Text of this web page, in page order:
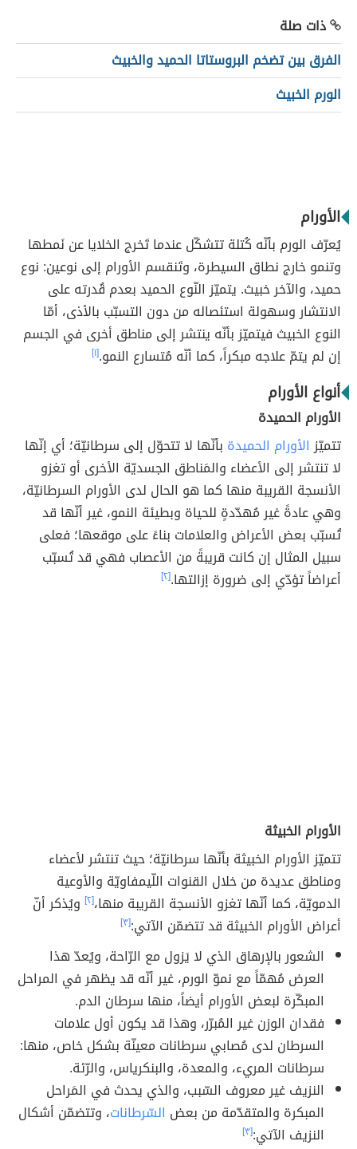
ذات صلة
الفرق بين تضخم البروستاتا الحميد والخبيث
الورم الخبيث
الأورام
يُعرّف الورم بأنّه كُتلة تتشكّل عندما تَخرج الخلايا عن نَمطها
وتنمو خارج نطاق السيطرة، وتَنقسم الأورام إلى نوعين: نوع
حميد، والآخر خبيث. يتميّز النّوع الحميد بعدم قُدرته على
الانتشار وسهولة استئصاله من دون التسبّب بالأذى، أمّا
النوع الخبيث فيتميّز بأنّه ينتشر إلى مناطق أخرى في الجسم
إن لم يتمّ علاجه مبكراً، كما أنّه مُتسارع النمو.[١]
أنواع الأورام
الأورام الحميدة
تتميّزالأورام الحميدة بأنّها لا تتحوّل إلى سرطانيّة؛ أي إنّها
لا تنتشر إلى الأعضاء والمَناطق الجسديّة الأخرى أو تغزو
الأنسجة القريبة منها كما هو الحال لدى الأورام السرطانيّة،
وهي عادةً غير مُهدّدةٍ للحياة وبطيئة النمو، غير أنّها قد
تُسبّب بعض الأعراض والعلامات بناءً على موقعها؛ فعلى
سبيل المثال إن كانت قريبةً من الأعصاب فهي قد تُسبّب
أعراضاً تؤدّي إلى ضرورة إزالتها.[٢]
الأورام الخبيثة
تتميّز الأورام الخبيثة بأنّها سرطانيّة؛ حيث تنتشر لأعضاء
ومناطق عديدة من خلال القنوات اللّيمفاويّة والأوعية
الدمويّة، كما أنّها تغزو الأنسجة القريبة منها،[٢]
ويُذكر أنّ
أعراض الأورام الخبيثة قد تتضمّن الآتي:[٣]
الشعور بالإرهاق الذي لا يَزول مع الرّاحة، ويُعدّ هذا
العرض مُهمّاً مع نموّ الورم، غير أنّه قد يظهر في المراحل
المبكّرة لبعض الأورام أيضاً، منها سرطان الدم.
فقدان الوزن غير المُبرّر، وهذا قد يكون أول علامات
السرطان لدى مُصابي سرطانات معينّة بشكل خاص، منها:
سرطانات المريء، والمعدة، والبنكرياس، والرّئة.
النزيف غير معروف السّبب، والذي يحدث في المَراحل
المبكرة والمتقدّمة من بعض السّرطانات، وتتضمّن أشكال
النزيف الآتي:[٣]